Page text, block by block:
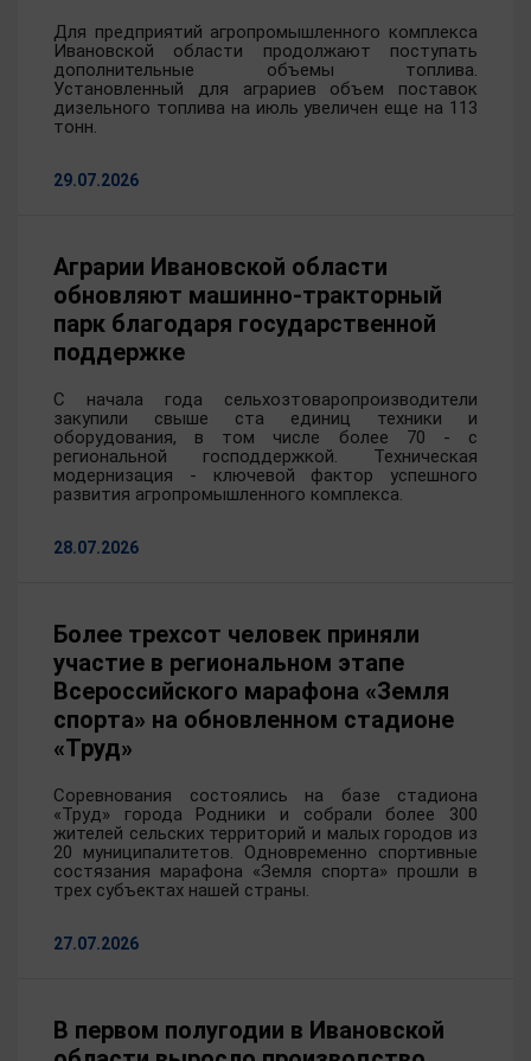
Для предприятий агропромышленного комплекса
Ивановской области продолжают поступать
дополнительные объемы топлива.
Установленный для аграриев объем поставок
дизельного топлива на июль увеличен еще на 113
тонн.
29.07.2026
Аграрии Ивановской области
обновляют машинно-тракторный
парк благодаря государственной
поддержке
С начала года сельхозтоваропроизводители
закупили свыше ста единиц техники и
оборудования, в том числе более 70 - с
региональной господдержкой. Техническая
модернизация - ключевой фактор успешного
развития агропромышленного комплекса.
28.07.2026
Более трехсот человек приняли
участие в региональном этапе
Всероссийского марафона «Земля
спорта» на обновленном стадионе
«Труд»
Соревнования состоялись на базе стадиона
«Труд» города Родники и собрали более 300
жителей сельских территорий и малых городов из
20 муниципалитетов. Одновременно спортивные
состязания марафона «Земля спорта» прошли в
трех субъектах нашей страны.
27.07.2026
В первом полугодии в Ивановской